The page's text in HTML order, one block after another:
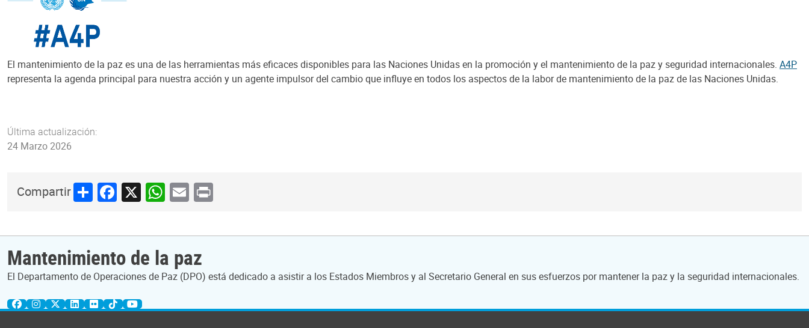
El mantenimiento de la paz es una de las herramientas más eficaces disponibles para las Naciones Unidas en la promoción y el mantenimiento de la paz y seguridad internacionales. A4P
representa la agenda principal para nuestra acción y un agente impulsor del cambio que influye en todos los aspectos de la labor de mantenimiento de la paz de las Naciones Unidas.
Última actualización:
24 Marzo 2026
CompartirShareFacebook
X WhatsApp
Email
Print
Mantenimiento de la paz
El Departamento de Operaciones de Paz (DPO) está dedicado a asistir a los Estados Miembros y al Secretario General en sus esfuerzos por mantener la paz y la seguridad internacionales.